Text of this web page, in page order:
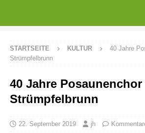
STARTSEITE KULTUR
40 Jahre
Strümpfelbrunn
40 Jahre Posaunenchor
Strümpfelbrunn
22. September 2019 jh